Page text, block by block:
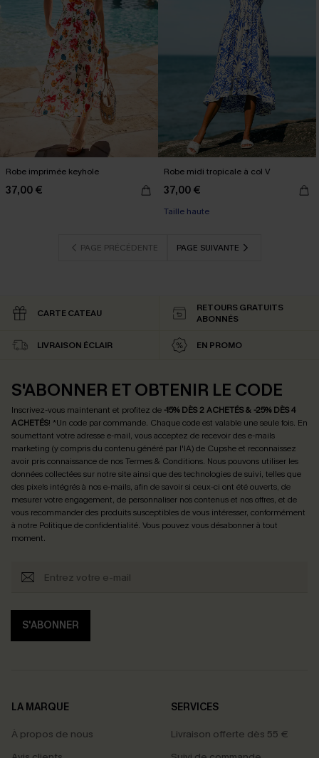
Robe imprimée keyhole
37,00 €
Robe midi tropicale à col V
37,00 €
Taille haute
PAGE PRÉCÉDENTE PAGE SUIVANTE
CARTE CATEAU
RETOURS GRATUITS
ABONNÉS
LIVRAISON ÉCLAIR EN PROMO
S'ABONNER ET OBTENIR LE CODE
Inscrivez-vous maintenant et profitez de -15% DÈS 2 ACHETÉS & -25% DÈS 4
ACHETÉS! *Un code par commande. Chaque code est valable une seule fois. En
soumettant votre adresse e-mail, vous acceptez de recevoir des e-mails
marketing (y compris du contenu généré par l'IA) de Cupshe et reconnaissez
avoir pris connaissance de nosTermes & Conditions. Nous pouvons utiliser les
données collectées sur notre site ainsi que des technologies de suivi, telles que
des pixels intégrés à nos e-mails, afin de savoir si ceux-ci ont été ouverts, de
mesurer votre engagement, de personnaliser nos contenus et nos offres, et de
vous recommander des produits susceptibles de vous intéresser, conformément
à notre Politique de confidentialité. Vous pouvez vous désabonner à tout
moment.
S'ABONNER
LA MARQUE
À propos de nous
SERVICES
Livraison offerte dès 55 €